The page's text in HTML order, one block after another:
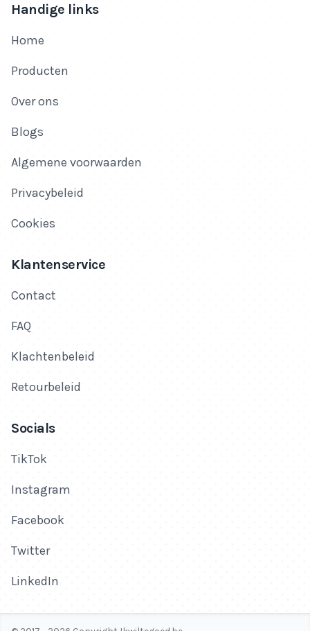
Handige links
Home
Producten
Over ons
Blogs
Algemene voorwaarden
Privacybeleid
Cookies
Klantenservice
Contact
FAQ
Klachtenbeleid
Retourbeleid
Socials
TikTok
Instagram
Facebook
Twitter
LinkedIn